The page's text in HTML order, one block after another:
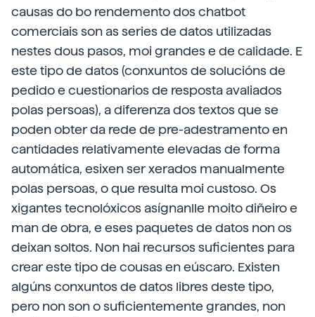
causas do bo rendemento dos chatbot
comerciais son as series de datos utilizadas
nestes dous pasos, moi grandes e de calidade. E
este tipo de datos (conxuntos de solucións de
pedido e cuestionarios de resposta avaliados
polas persoas), a diferenza dos textos que se
poden obter da rede de pre-adestramento en
cantidades relativamente elevadas de forma
automática, esixen ser xerados manualmente
polas persoas, o que resulta moi custoso. Os
xigantes tecnolóxicos asígnanlle moito diñeiro e
man de obra, e eses paquetes de datos non os
deixan soltos. Non hai recursos suficientes para
crear este tipo de cousas en eúscaro. Existen
algúns conxuntos de datos libres deste tipo,
pero non son o suficientemente grandes, non